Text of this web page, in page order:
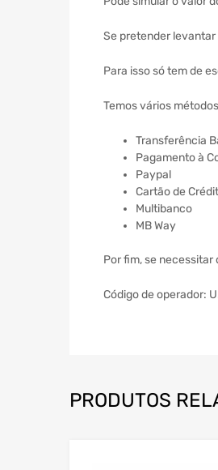
Se pretender levantar
Para isso só tem de
Temos vários
Transferência
Pagamento à
Paypal
Cartão de
Multibanco
MB Way
Por fim, se
Código de operador:
PRODUTOS